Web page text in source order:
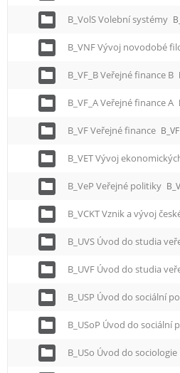
B_VolS Volební systémy
B_VNF Vývoj novodobé
B_VF_B Veřejné finance B
B_VF_A Veřejné finance A
B_VF Veřejné finance B_VF
B_VET Vývoj
B_VeP Veřejné politiky
B_VCKT Vznik a vývoj
B_UVS Úvod do studia
B_UVF Úvod do studia
B_USP Úvod do sociální
B_USoP Úvod do sociální
B_USo Úvod do sociologie